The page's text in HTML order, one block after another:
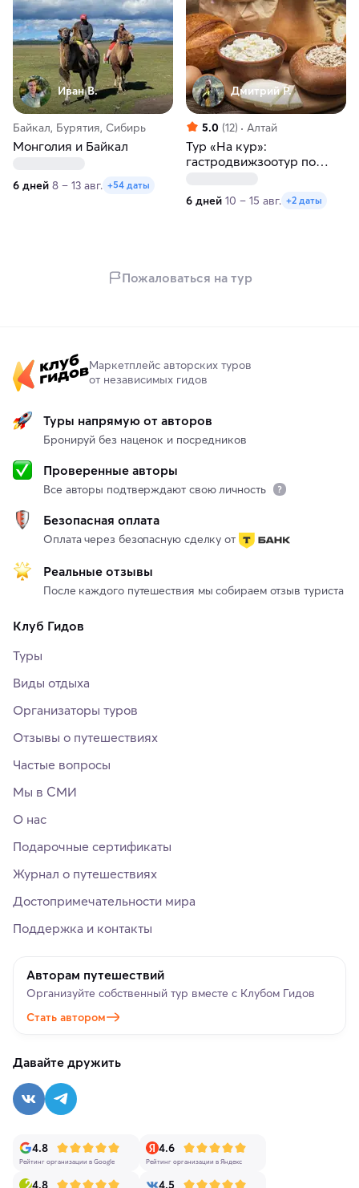
Иван В.
Байкал, Бурятия, Сибирь
Монголия и Байкал
6 дней 8 – 13 авг. +54 даты
Дмитрий Р.
5.0 (12) Алтай
Тур «На кур»:
гастродвижзоотур по
6 дней 10 – 15 авг. +2 даты
Пожаловаться на тур
Маркетплейс авторских туров
от независимых гидов
Туры напрямую от авторов
Бронируй без наценок и посредников
Проверенные авторы
Все авторы подтверждают свою личность
Безопасная оплата
Оплата через безопасную сделку от
Реальные отзывы
После каждого путешествия мы собираем отзыв туриста
Клуб Гидов
Туры
Виды отдыха
Организаторы туров
Отзывы о путешествиях
Частые вопросы
Мы в СМИ
О нас
Подарочные сертификаты
Журнал о путешествиях
Достопримечательности мира
Поддержка и контакты
Авторам путешествий
Организуйте собственный тур вместе с Клубом Гидов
Стать автором
Давайте дружить
4.8
Рейтинг организации в Google
4.6
Рейтинг организации в Яндекс
4.8 4.5